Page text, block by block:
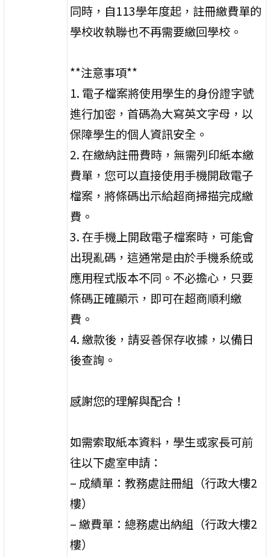
同時，自113學年度起，註冊繳費單的
學校收執聯也不再需要繳回學校。
**注意事項**
1. 電子檔案將使用學生的身份證字號
進行加密，首碼為大寫英文字母，以
保障學生的個人資訊安全。
2. 在繳納註冊費時，無需列印紙本繳
費單，您可以直接使用手機開啟電子
檔案，將條碼出示給超商掃描完成繳
費。
3. 在手機上開啟電子檔案時，可能會
出現亂碼，這通常是由於手機系統或
應用程式版本不同。不必擔心，只要
條碼正確顯示，即可在超商順利繳
費。
4. 繳款後，請妥善保存收據，以備日
後查詢。
感謝您的理解與配合！
如需索取紙本資料，學生或家長可前
往以下處室申請：
– 成績單：教務處註冊組（行政大樓2
樓）
– 繳費單：總務處出納組（行政大樓2
樓）